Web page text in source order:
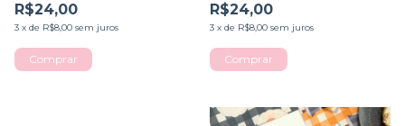
R$24,00
3 x de R$8,00 sem juros
R$24,00
3 x de R$8,00 sem juros